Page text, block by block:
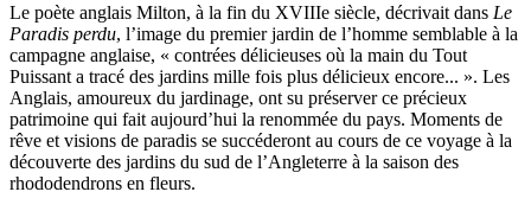
Le poète anglais Milton, à la fin du XVIIIe siècle, décrivait dans Le
Paradis perdu, l’image du premier jardin de l’homme semblable à la
campagne anglaise, « contrées délicieuses où la main du Tout
Puissant a tracé des jardins mille fois plus délicieux encore... ». Les
Anglais, amoureux du jardinage, ont su préserver ce précieux
patrimoine qui fait aujourd’hui la renommée du pays. Moments de
rêve et visions de paradis se succéderont au cours de ce voyage à la
découverte des jardins du sud de l’Angleterre à la saison des
rhododendrons en fleurs.